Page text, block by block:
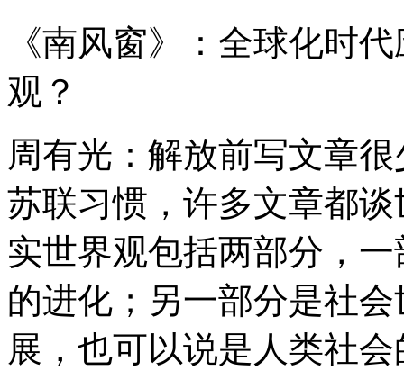
《南风窗》：全球化时
观？
周有光：解放前写文章
苏联习惯，许多文章都
实世界观包括两部分，
的进化；另一部分是社
展，也可以说是人类社